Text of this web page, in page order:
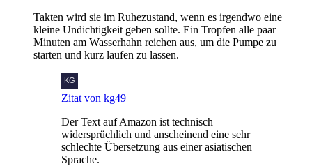
Takten wird sie im Ruhezustand, wenn es irgendwo eine
kleine Undichtigkeit geben sollte. Ein Tropfen alle paar
Minuten am Wasserhahn reichen aus, um die Pumpe zu
starten und kurz laufen zu lassen.
Zitat von kg49
Der Text auf Amazon ist technisch
widersprüchlich und anscheinend eine sehr
schlechte Übersetzung aus einer asiatischen
Sprache.